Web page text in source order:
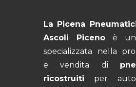
La Picena
Ascoli Piceno è
specializzata nella
e vendita di
ricostruiti per